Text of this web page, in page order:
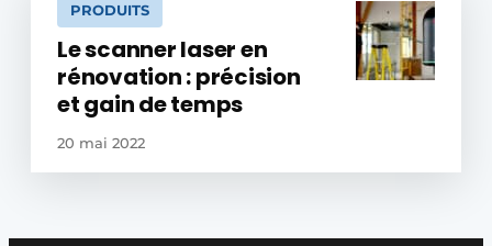
PRODUITS
Le scanner laser en
rénovation : précision
et gain de temps
20 mai 2022